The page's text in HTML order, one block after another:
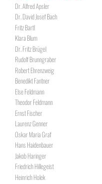
Dr. Alfred Apsler
Dr. David Josef Bach
Fritz Bartl
Klara Blum
Dr. Fritz Brügel
Rudolf Brunngraber
Robert Ehrenzweig
Benedikt Fantner
Else Feldmann
Theodor Feldmann
Ernst Fischer
Laurenz Genner
Oskar Maria Graf
Hans Haidenbauer
Jakob Haringer
Friedrich Hillegeist
Heinrich Holek